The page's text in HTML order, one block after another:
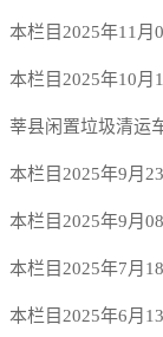
本栏目2025年11月
本栏目2025年10月
莘县闲置垃圾清运
本栏目2025年9月
本栏目2025年9月
本栏目2025年7月
本栏目2025年6月